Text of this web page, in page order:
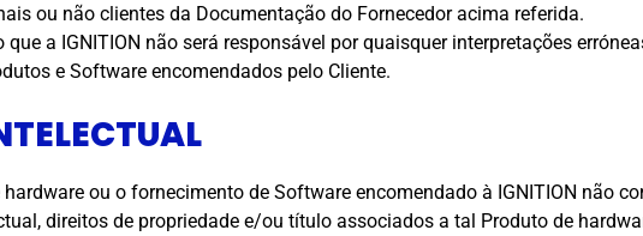
ou não clientes da Documentação do Fornecedor acima referida.
que a IGNITION não será responsável por quaisquer interpretações
e Software encomendados pelo Cliente.
ou o fornecimento de Software encomendado à IGNITION não
direitos de propriedade e/ou título associados a tal Produto de